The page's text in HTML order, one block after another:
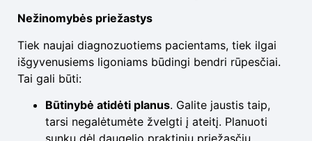
Nežinomybės priežastys
Tiek naujai diagnozuotiems pacientams, tiek ilgai
išgyvenusiems ligoniams būdingi bendri rūpesčiai.
Tai gali būti:
Būtinybė atidėti planus. Galite jaustis taip,
tarsi negalėtumėte žvelgti į ateitį. Planuoti